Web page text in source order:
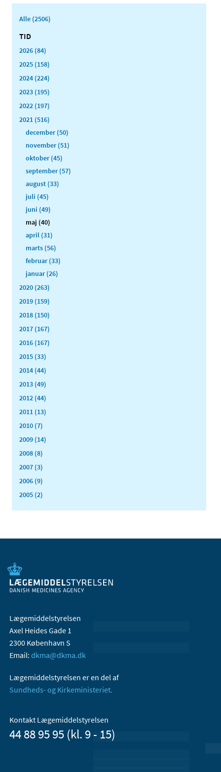
Alle (2506)
TID
2026 (84)
2025 (158)
2024 (224)
2023 (195)
2022 (197)
2021 (516)
december (50)
november (51)
oktober (45)
september (57)
august (33)
juli (45)
juni (49)
maj (40)
april (31)
marts (56)
februar (33)
januar (26)
2020 (263)
2019 (159)
2018 (150)
2017 (167)
2016 (167)
2015 (33)
2014 (44)
2013 (49)
2012 (44)
2011 (13)
2010 (7)
2009 (14)
2008 (8)
2007 (3)
2006 (9)
2005 (2)
Lægemiddelstyrelsen
Axel Heides Gade 1
2300 København S
Email: dkma@dkma.dk
Lægemiddelstyrelsen er en del af
Sundheds- og Kirkeministeriet.
Kontakt Lægemiddelstyrelsen
44 88 95 95 (kl. 9 - 15)